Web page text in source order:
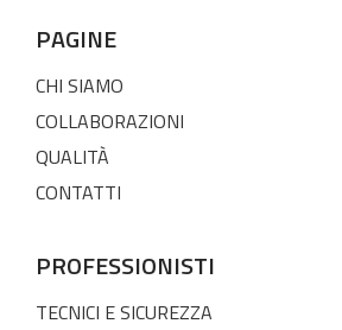
PAGINE
CHI SIAMO
COLLABORAZIONI
QUALITÀ
CONTATTI
PROFESSIONISTI
TECNICI E SICUREZZA